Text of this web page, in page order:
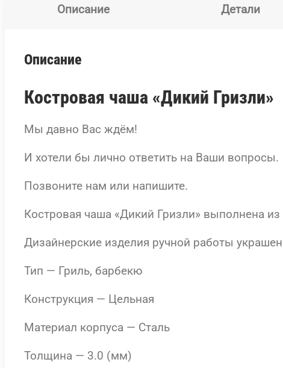
Описание Детали
Описание
Костровая чаша «Дикий Гризли»
Мы давно Вас ждём!
И хотели бы лично ответить на Ваши вопросы.
Позвоните нам или напишите.
Костровая чаша «Дикий Гризли» выполнена
Дизайнерские изделия ручной работы
Тип — Гриль, барбекю
Конструкция — Цельная
Материал корпуса — Сталь
Толщина — 3.0 (мм)